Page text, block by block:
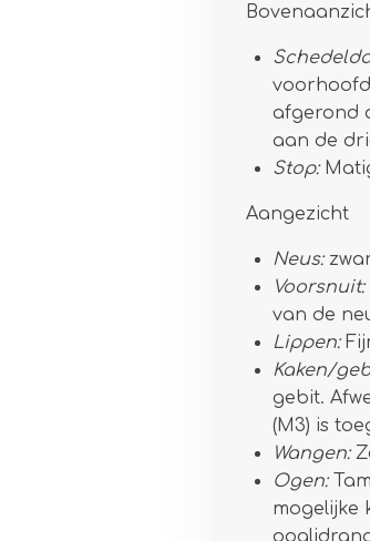
afgerond
aan de
Stop:
Aangezicht
Neus:
Voorsnuit:
van de
Lippen:
Kaken/
gebit.
(M3) is
Wangen:
Ogen:
mogelijke